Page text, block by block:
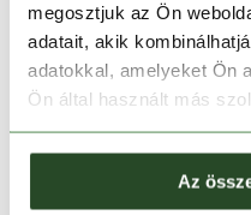
megosztjuk az Ön
adatait, akik
adatokkal, amelyeket Ön
Ön által használt más
Az
TERMÉKLEÍRÁS
TERMÉK
Ingyenes kiszállítás